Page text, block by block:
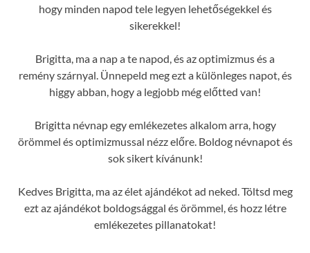
hogy minden napod tele legyen lehetőségekkel és
sikerekkel!
Brigitta, ma a nap a te napod, és az optimizmus és a
remény szárnyal. Ünnepeld meg ezt a különleges napot, és
higgy abban, hogy a legjobb még előtted van!
Brigitta névnap egy emlékezetes alkalom arra, hogy
örömmel és optimizmussal nézz előre. Boldog névnapot és
sok sikert kívánunk!
Kedves Brigitta, ma az élet ajándékot ad neked. Töltsd meg
ezt az ajándékot boldogsággal és örömmel, és hozz létre
emlékezetes pillanatokat!